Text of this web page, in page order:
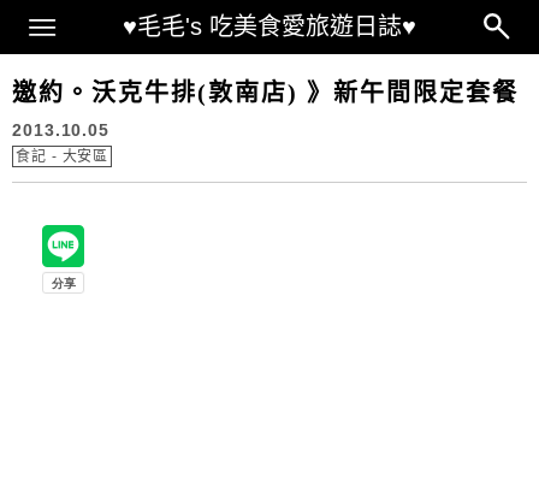
♥毛毛's 吃美食愛旅遊日誌♥
Main Menu
邀約。沃克牛排(敦南店) 》新午間限定套餐
2013.10.05
食記 - 大安區